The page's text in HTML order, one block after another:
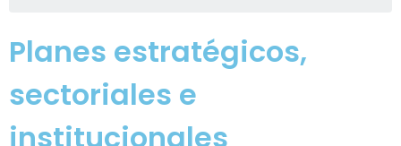
Planes estratégicos,
sectoriales e
institucionales